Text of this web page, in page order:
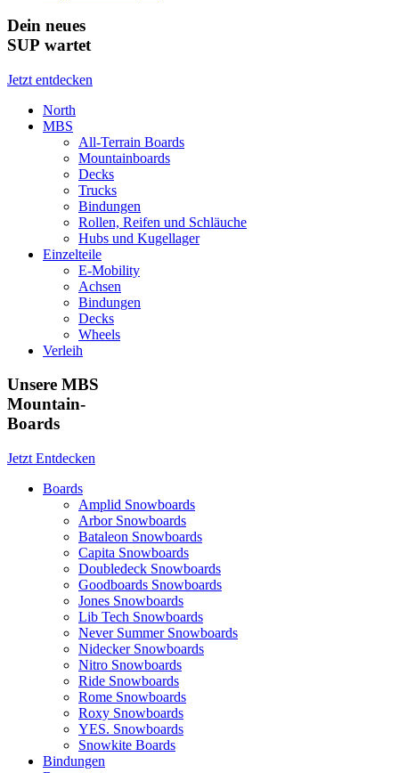
Dein neues
SUP wartet
Jetzt entdecken
North
MBS
All-Terrain Boards
Mountainboards
Decks
Trucks
Bindungen
Rollen, Reifen und Schläuche
Hubs und Kugellager
Einzelteile
E-Mobility
Achsen
Bindungen
Decks
Wheels
Verleih
Unsere MBS
Mountain-
Boards
Jetzt Entdecken
Boards
Amplid Snowboards
Arbor Snowboards
Bataleon Snowboards
Capita Snowboards
Doubledeck Snowboards
Goodboards Snowboards
Jones Snowboards
Lib Tech Snowboards
Never Summer Snowboards
Nidecker Snowboards
Nitro Snowboards
Ride Snowboards
Rome Snowboards
Roxy Snowboards
YES. Snowboards
Snowkite Boards
Bindungen